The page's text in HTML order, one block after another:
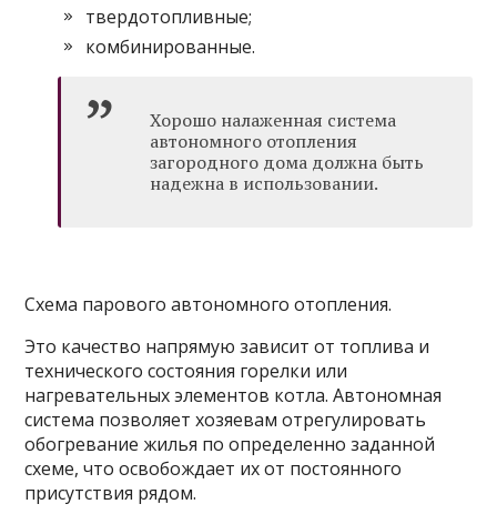
твердотопливные;
комбинированные.
Хорошо налаженная система
автономного отопления
загородного дома должна быть
надежна в использовании.
Схема парового автономного отопления.
Это качество напрямую зависит от топлива и
технического состояния горелки или
нагревательных элементов котла. Автономная
система позволяет хозяевам отрегулировать
обогревание жилья по определенно заданной
схеме, что освобождает их от постоянного
присутствия рядом.